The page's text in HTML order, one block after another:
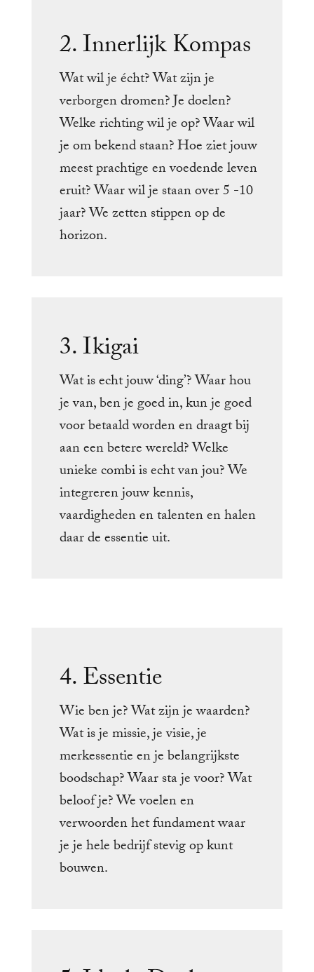
2. Innerlijk Kompas
Wat wil je écht? Wat zijn je
verborgen dromen? Je doelen?
Welke richting wil je op? Waar wil
je om bekend staan? Hoe ziet jouw
meest prachtige en voedende leven
eruit? Waar wil je staan over 5 -10
jaar? We zetten stippen op de
horizon.
3. Ikigai
Wat is echt jouw ‘ding’? Waar hou
je van, ben je goed in, kun je goed
voor betaald worden en draagt bij
aan een betere wereld? Welke
unieke combi is echt van jou? We
integreren jouw kennis,
vaardigheden en talenten en halen
daar de essentie uit.
4. Essentie
Wie ben je? Wat zijn je waarden?
Wat is je missie, je visie, je
merkessentie en je belangrijkste
boodschap? Waar sta je voor? Wat
beloof je? We voelen en
verwoorden het fundament waar
je je hele bedrijf stevig op kunt
bouwen.